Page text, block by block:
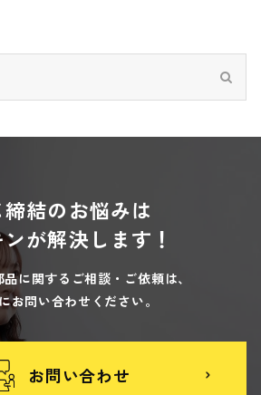
締結のお悩みは
が解決します！
に関するご相談・ご依頼は、
お問い合わせください。
お問い合わせ